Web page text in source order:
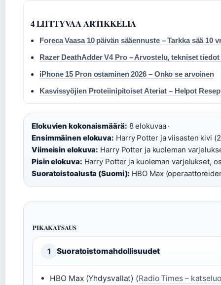
4 LIITTYVAA ARTIKKELIA
Foreca Vaasa 10 päivän sääennuste – Tarkka sää 10
Razer DeathAdder V4 Pro – Arvostelu, tekniset
iPhone 15 Pron ostaminen 2026 – Onko se arvoinen
Kasvissyöjien Proteiinipitoiset Ateriat – Helpot
Elokuvien kokonaismäärä: 8 elokuvaa ·
Ensimmäinen elokuva: Harry Potter ja viisasten kivi
Viimeisin elokuva: Harry Potter ja kuoleman
Pisin elokuva: Harry Potter ja kuoleman varjelukset,
Suoratoistoalusta (Suomi): HBO Max
PIKAKATSAUS
1 Suoratoistomahdollisuudet
HBO Max (Yhdysvallat) (Radio Times –